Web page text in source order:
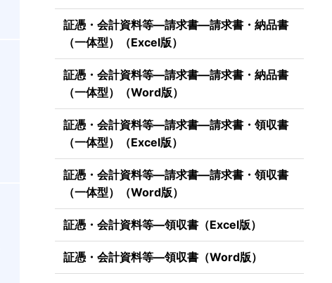
証憑・会計資料等―請求書―請求書・納品書
（一体型）（Excel版）
証憑・会計資料等―請求書―請求書・納品書
（一体型）（Word版）
証憑・会計資料等―請求書―請求書・領収書
（一体型）（Excel版）
証憑・会計資料等―請求書―請求書・領収書
（一体型）（Word版）
証憑・会計資料等―領収書（Excel版）
証憑・会計資料等―領収書（Word版）